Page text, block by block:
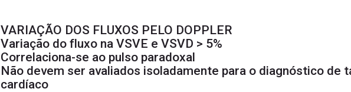
VARIAÇÃO DOS FLUXOS PELO DOPPLER
Variação do fluxo na VSVE e VSVD > 5%
Correlaciona-se ao pulso paradoxal
Não devem ser avaliados isoladamente para o diagnóstico de
cardíaco